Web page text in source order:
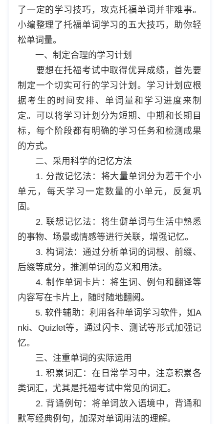
了一定的学习技巧，攻克托福单词并非难事。
小编整理了托福单词学习的五大技巧，助你轻
松单词量。
一、制定合理的学习计划
要想在托福考试中取得优异成绩，首先要
制定一个切实可行的学习计划。学习计划应根
据考生的时间安排、单词量和学习进度来制
定。可以将学习计划分为短期、中期和长期目
标，每个阶段都有明确的学习任务和检测成果
的方式。
二、采用科学的记忆方法
1. 分散记忆法：将大量单词分为若干个小
单元，每天学习一定数量的小单元，反复巩
固。
2. 联想记忆法：将生僻单词与生活中熟悉
的事物、场景或情感等进行关联，增强记忆。
3. 构词法：通过分析单词的词根、前缀、
后缀等成分，推测单词的意义和用法。
4. 制作单词卡片：将生词、例句和翻译等
内容写在卡片上，随时随地翻阅。
5. 软件辅助：利用各种单词学习软件，如A
nki、Quizlet等，通过闪卡、测试等形式加强记
忆。
三、注重单词的实际运用
1. 积累词汇：在日常学习中，注意积累各
类词汇，尤其是托福考试中常见的词汇。
2. 背诵例句：将单词放入语境中，背诵和
默写经典例句，加深对单词用法的理解。